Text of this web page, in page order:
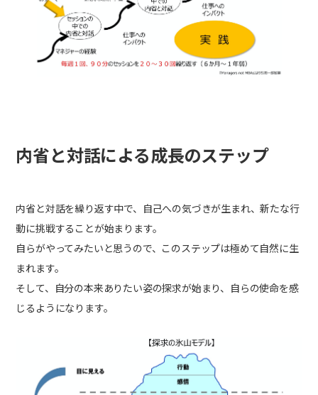
内省と対話による成長のステップ
内省と対話を繰り返す中で、自己への気づきが生まれ、新たな行
動に挑戦することが始まります。
自らがやってみたいと思うので、このステップは極めて自然に生
まれます。
そして、自分の本来ありたい姿の探求が始まり、自らの使命を感
じるようになります。